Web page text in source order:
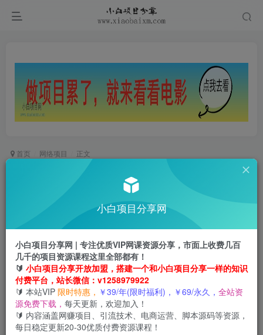
首页 网络项目 正文
视频号佛学禅语6.0，用Deepseek+即梦ai，做纯
原创视频，新手小白，也能月入1W+
1年前更新
关注
0 789 34
此内容为会员免费，请付费后查看
云币3 限时特惠
云币 99
会员免费 已售 28
小白项目分享网
小白项目分享网 | 专注优质VIP网课资源分享，市面上收费几百
几千的项目资源课程这里全部都有！
🔰 小白项目分享开放加盟，搭建一个和小白项目分享一样的知识
付费平台，站长微信：v1258979922
🔰 本站VIP 限时特惠， ￥39/年(限时福利)，￥69/永久， 全站资
源免费下载， 每天更新，欢迎加入！
🔰 内容涵盖网赚项目、引流技术、电商运营、脚本源码等资源，
每日稳定更新20-30优质付费资源课程！